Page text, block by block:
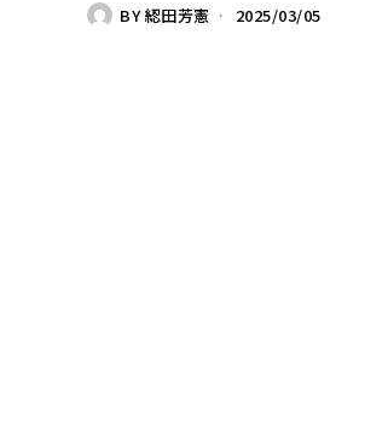
BY綛田芳憲 2025/03/05